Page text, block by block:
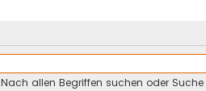
Nach allen Begriffen suchen oder